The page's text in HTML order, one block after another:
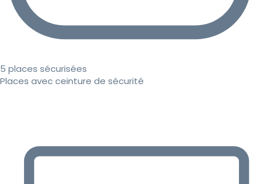
5 places sécurisées
Places avec ceinture de sécurité